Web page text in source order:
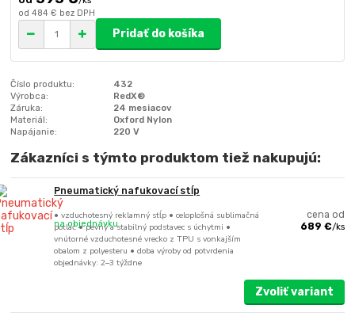
od 484 € bez DPH
Pridať do košíka
Číslo produktu:
432
Výrobca:
RedX®
Záruka:
24 mesiacov
Materiál:
Oxford Nylon
Napájanie:
220 V
Zákazníci s týmto produktom tiež nakupujú:
Pneumatický nafukovací stĺp
• vzduchotesný reklamný stĺp • celoplošná sublimačná
potlač • pevný a stabilný podstavec s úchytmi •
vnútorné vzduchotesné vrecko z TPU s vonkajším
obalom z polyesteru • doba výroby od potvrdenia
objednávky: 2–3 týždne
cena od
689 €/ks
na objednávku
Zvoliť variant